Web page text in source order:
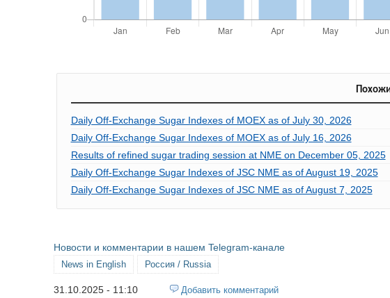
Daily Off-Exchange Sugar Indexes of MOEX as of July 30, 2026
Daily Off-Exchange Sugar Indexes of MOEX as of July 16, 2026
Results of refined sugar trading session at NME on December 05, 2025
Daily Off-Exchange Sugar Indexes of JSC NME as of August 19, 2025
Daily Off-Exchange Sugar Indexes of JSC NME as of August 7, 2025
Новости и комментарии в нашем Telegram-канале
News in English Россия / Russia
31.10.2025 - 11:10 Добавить комментарий